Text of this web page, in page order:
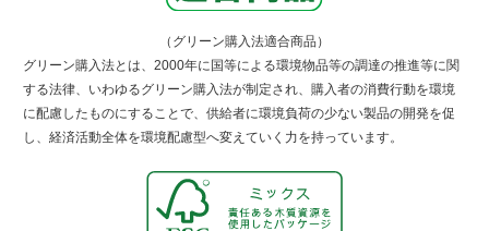
（グリーン購入法適合商品）
グリーン購入法とは、2000年に国等による環境物品等の調達の推進等に関
する法律、いわゆるグリーン購入法が制定され、購入者の消費行動を環境
に配慮したものにすることで、供給者に環境負荷の少ない製品の開発を促
し、経済活動全体を環境配慮型へ変えていく力を持っています。